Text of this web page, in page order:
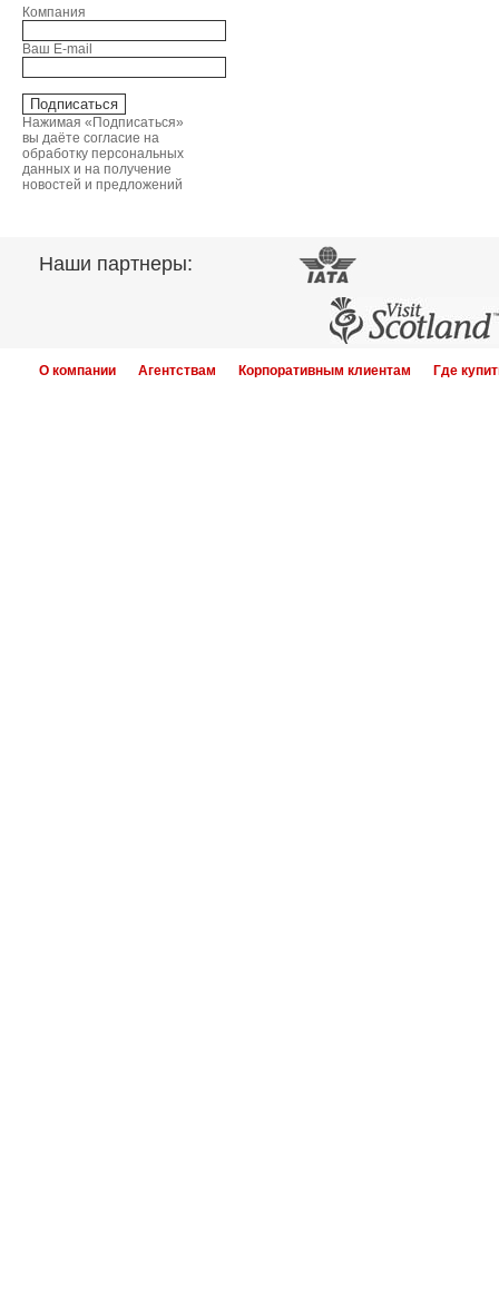
Компания
Ваш E-mail
Нажимая «Подписаться»
вы даёте согласие на
обработку персональных
данных и на получение
новостей и предложений
Наши партнеры:
О компании Агентствам Корпоративным клиентам Где